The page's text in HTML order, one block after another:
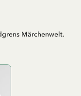
Märchenwelt.